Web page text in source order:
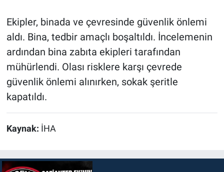
Ekipler, binada ve çevresinde güvenlik önlemi
aldı. Bina, tedbir amaçlı boşaltıldı. İncelemenin
ardından bina zabıta ekipleri tarafından
mühürlendi. Olası risklere karşı çevrede
güvenlik önlemi alınırken, sokak şeritle
kapatıldı.
Kaynak: İHA